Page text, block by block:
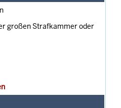
großen Strafkammer oder